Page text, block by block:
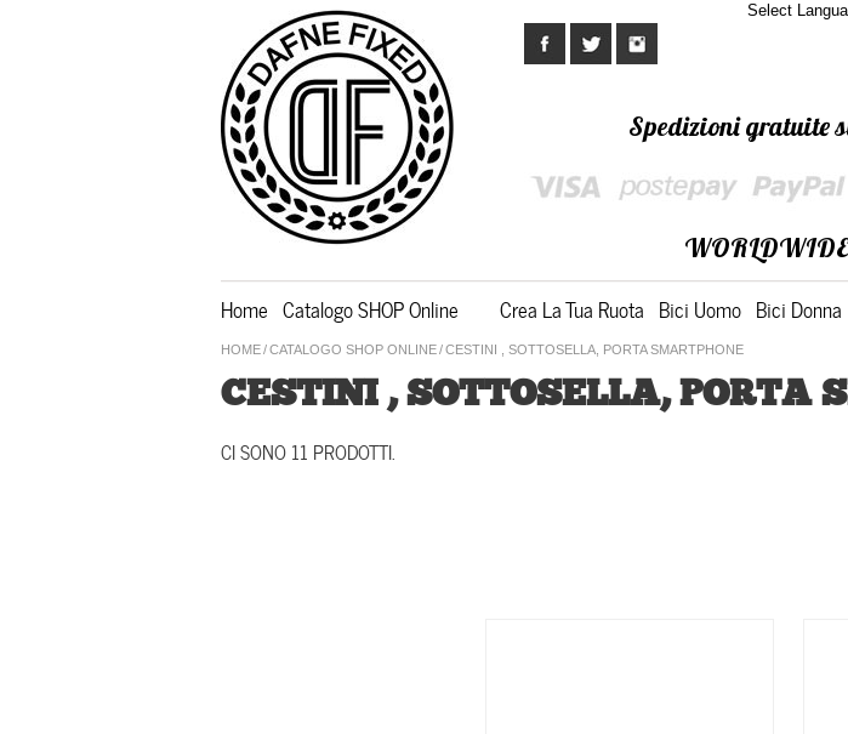
Select
Home Catalogo SHOP Online Crea La Tua Ruota Bici Uomo Bici Donna
Spedizioni gratuite
HOME/CATALOGO SHOP ONLINE/CESTINI , SOTTOSELLA, PORTA SMARTPHONE
CESTINI , SOTTOSELLA, PORTA
CI SONO 11 PRODOTTI.